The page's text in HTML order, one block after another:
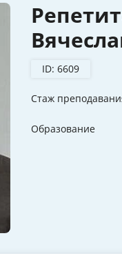
ID: 6609
Стаж
Образование